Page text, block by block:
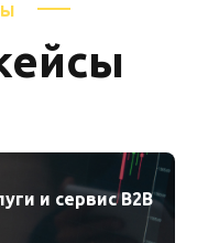
и сервис B2B